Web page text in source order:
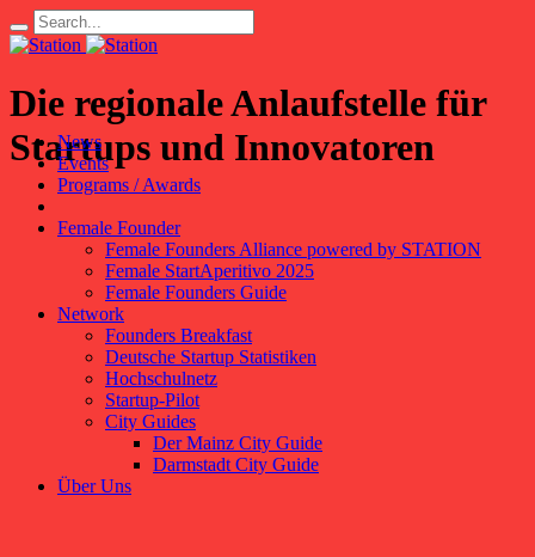
Die regionale Anlaufstelle für
Startups und Innovatoren
News
Events
Programs / Awards
Female Founder
Female Founders Alliance powered by STATION
Female StartAperitivo 2025
Female Founders Guide
Network
Founders Breakfast
Deutsche Startup Statistiken
Hochschulnetz
Startup-Pilot
City Guides
Der Mainz City Guide
Darmstadt City Guide
Über Uns